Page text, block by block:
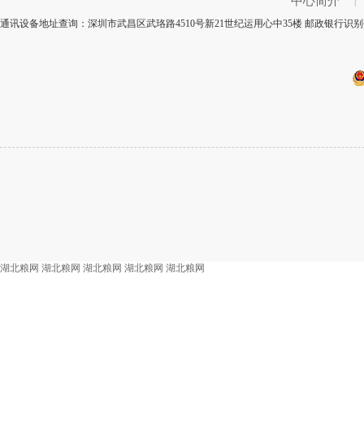
通讯设备地址查询：深圳市武昌区武珞路4510号新21世纪运用心中35楼 邮政银行识
湖北粮网 湖北粮网 湖北粮网 湖北粮网 湖北粮网